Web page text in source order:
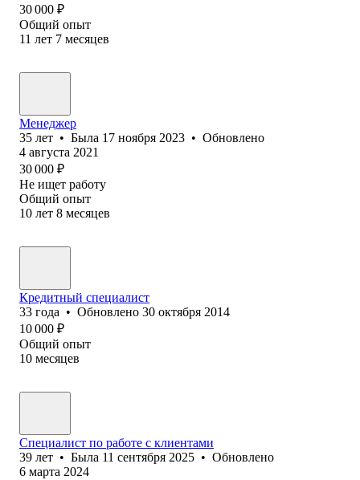
30 000 ₽
Общий опыт
11 лет 7 месяцев
Менеджер
35 лет • Была 17 ноября 2023 • Обновлено
4 августа 2021
30 000 ₽
Не ищет работу
Общий опыт
10 лет 8 месяцев
Кредитный специалист
33 года • Обновлено 30 октября 2014
10 000 ₽
Общий опыт
10 месяцев
Специалист по работе с клиентами
39 лет • Была 11 сентября 2025 • Обновлено
6 марта 2024